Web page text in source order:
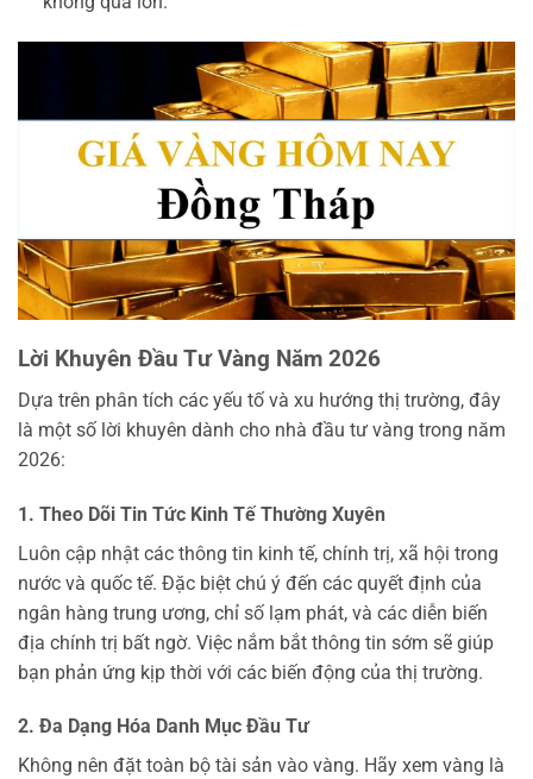
Lời Khuyên Đầu Tư Vàng Năm 2026
Dựa trên phân tích các yếu tố và xu hướng thị trường, đây
là một số lời khuyên dành cho nhà đầu tư vàng trong năm
2026:
1. Theo Dõi Tin Tức Kinh Tế Thường Xuyên
Luôn cập nhật các thông tin kinh tế, chính trị, xã hội trong
nước và quốc tế. Đặc biệt chú ý đến các quyết định của
ngân hàng trung ương, chỉ số lạm phát, và các diễn biến
địa chính trị bất ngờ. Việc nắm bắt thông tin sớm sẽ giúp
bạn phản ứng kịp thời với các biến động của thị trường.
2. Đa Dạng Hóa Danh Mục Đầu Tư
Không nên đặt toàn bộ tài sản vào vàng. Hãy xem vàng là